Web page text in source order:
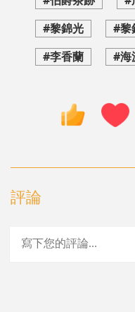
#黎錦光
#黎
#李香蘭
#海
評論